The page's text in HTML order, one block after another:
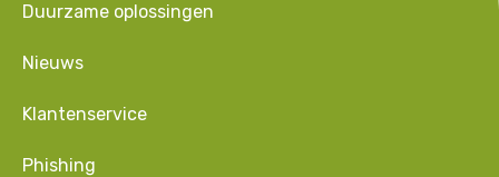
Duurzame oplossingen
Nieuws
Klantenservice
Phishing